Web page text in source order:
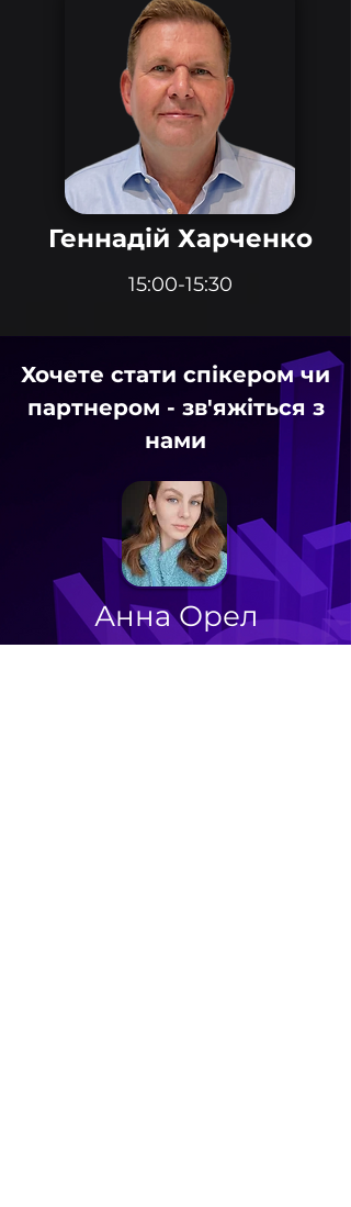
Геннадій Харченко
15:00-15:30
Хочете стати спікером чи
партнером - зв'яжіться з
нами
Анна Орел